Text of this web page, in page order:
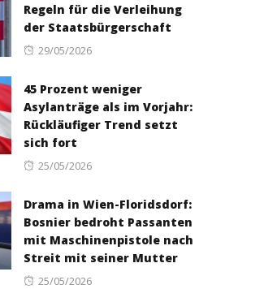
Regeln für die Verleihung
der Staatsbürgerschaft
Posted
29/05/2026
45 Prozent weniger
Asylanträge als im Vorjahr:
Rückläufiger Trend setzt
sich fort
Posted
25/05/2026
Drama in Wien-Floridsdorf:
Bosnier bedroht Passanten
mit Maschinenpistole nach
Streit mit seiner Mutter
Posted
25/05/2026